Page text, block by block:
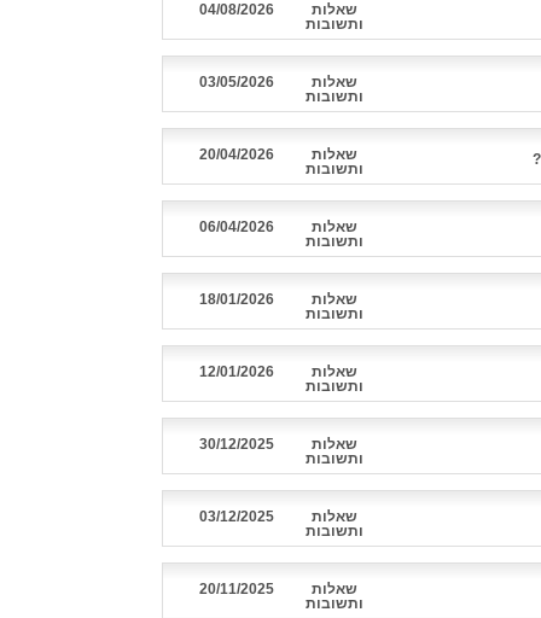
04/08/2026
שאלות
ותשובות
03/05/2026
שאלות
ותשובות
20/04/2026
שאלות
ותשובות
06/04/2026
שאלות
ותשובות
18/01/2026
שאלות
ותשובות
12/01/2026
שאלות
ותשובות
30/12/2025
שאלות
ותשובות
03/12/2025
שאלות
ותשובות
20/11/2025
שאלות
ותשובות